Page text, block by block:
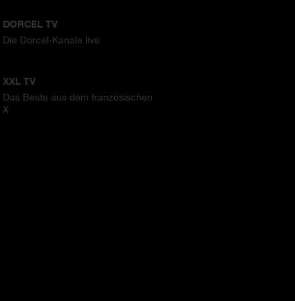
DORCEL TV
Die Dorcel-Kanäle live
XXL TV
Das Beste aus dem französischen
X